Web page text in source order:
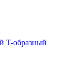
T-образный